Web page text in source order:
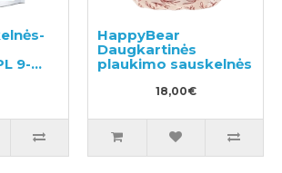
9-
HappyBear
Daugkartinės
plaukimo sauskelnės
18,00€